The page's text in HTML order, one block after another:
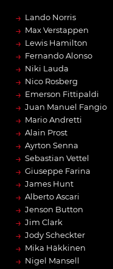
→ Lando Norris
→ Max Verstappen
→ Lewis Hamilton
→ Fernando Alonso
→ Niki Lauda
→ Nico Rosberg
→ Emerson Fittipaldi
→ Juan Manuel Fangio
→ Mario Andretti
→ Alain Prost
→ Ayrton Senna
→ Sebastian Vettel
→ Giuseppe Farina
→ James Hunt
→ Alberto Ascari
→ Jenson Button
→ Jim Clark
→ Jody Scheckter
→ Mika Häkkinen
→ Nigel Mansell